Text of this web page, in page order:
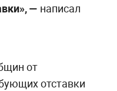
— написал
от
отставки